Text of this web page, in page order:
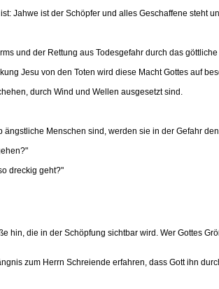
Jahwe ist der Schöpfer und alles Geschaffene steht
und der Rettung aus Todesgefahr durch das
Jesu von den Toten wird diese Macht Gottes auf
durch Wind und Wellen ausgesetzt sind.
Menschen sind, werden sie in der Gefahr
dreckig geht?"
die in der Schöpfung sichtbar wird. Wer Gottes
zum Herrn Schreiende erfahren, dass Gott ihn